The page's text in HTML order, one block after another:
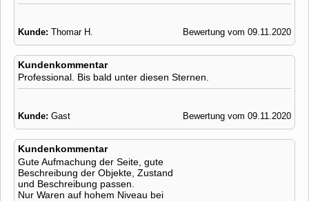
Kunde: Thomar H. Bewertung vom 09.11.2020
Kundenkommentar
Professional. Bis bald unter diesen Sternen.
Kunde: Gast Bewertung vom 09.11.2020
Kundenkommentar
Gute Aufmachung der Seite, gute
Beschreibung der Objekte, Zustand
und Beschreibung passen.
Nur Waren auf hohem Niveau bei